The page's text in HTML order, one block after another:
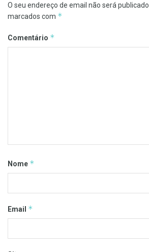
O seu endereço de email não será publicado.
marcados com *
Comentário *
Nome *
Email *